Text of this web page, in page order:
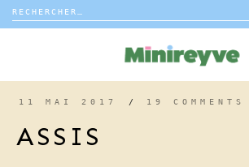
Rechercher :
DÉCO
11 MAI 2017 / 19 COMMENTS
ASSIS